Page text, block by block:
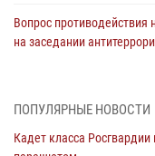
Вопрос противодействия
на заседании
Во Владивостоке во
ПОПУЛЯРНЫЕ НОВОСТИ
Кадет класса